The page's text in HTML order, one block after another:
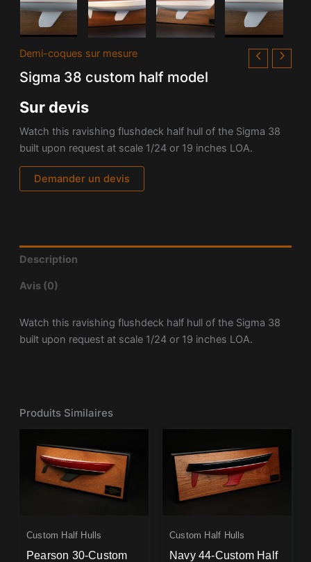
Demi-coques sur mesure
Sigma 38 custom half model
Sur devis
Watch this ravishing flushdeck half hull of the Sigma 38
built upon request at scale 1/24 or 19 inches LOA.
Demander un devis
Description
Avis (0)
Watch this ravishing flushdeck half hull of the Sigma 38
built upon request at scale 1/24 or 19 inches LOA.
Produits Similaires
Custom Half Hulls
Pearson 30-Custom
Custom Half Hulls
Navy 44-Custom Half